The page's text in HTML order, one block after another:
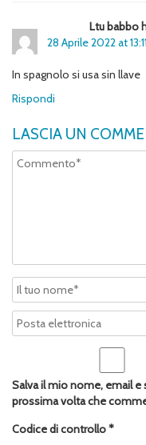
Ltu babbo
28 Aprile 2022 at 13:11
In spagnolo si usa sin llave
Rispondi
LASCIA UN
Salva il mio nome, email
prossima volta che
Codice di controllo*